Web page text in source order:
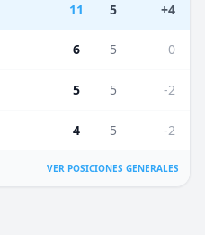
11 5 +4
6 5 0
5 5 -2
4 5 -2
VER POSICIONES GENERALES